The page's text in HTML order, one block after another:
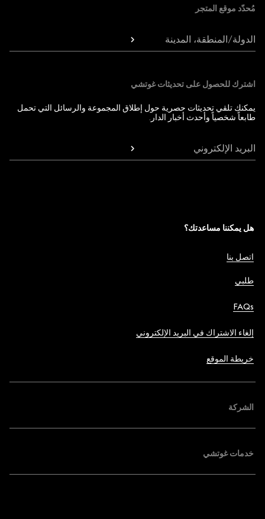
مُحدّد موقع المتجر
الدولة/المنطقة، المدينة
اشترك للحصول على تحديثات غوتشي
يمكنك تلقي تحديثات حصرية حول إطلاق المجموعة والرسائل التي تحمل
طابعاً شخصياً وأحدث أخبار الدار.
البريد الإلكتروني
هل يمكننا مساعدتك؟
اتصل بنا
طلبي
FAQs
إلغاء الاشتراك في البريد الإلكتروني
خريطة الموقع
الشركة
خدمات غوتشي